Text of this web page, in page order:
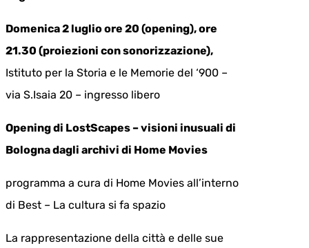
Domenica 2 luglio ore 20 (opening), ore
21.30 (proiezioni con sonorizzazione),
Istituto per la Storia e le Memorie del ‘900 –
via S.Isaia 20 – ingresso libero
Opening di LostScapes – visioni inusuali di
Bologna dagli archivi di Home Movies
programma a cura di Home Movies all’interno
di Best – La cultura si fa spazio
La rappresentazione della città e delle sue